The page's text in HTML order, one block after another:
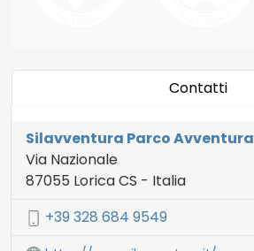
Contatti
Silavventura Parco Avventura
Via Nazionale
87055 LoricaCS - Italia
LAT:39.243- LNG:16.493
+39 328 684 9549